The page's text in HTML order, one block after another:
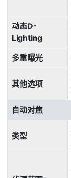
动态D-
Lighting
多重曝光
其他选项
自动对焦
类型